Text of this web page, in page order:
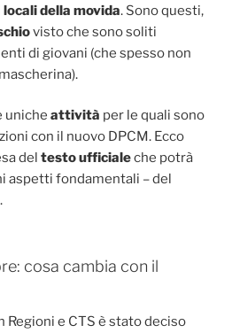
locali della movida. Sono questi,
visto che sono soliti
di giovani (che spesso non
uniche attività per le quali sono
con il nuovo DPCM. Ecco
del testo ufficialeche potrà
aspetti fondamentali – del
cosa cambia con il
Regioni e CTS è stato deciso